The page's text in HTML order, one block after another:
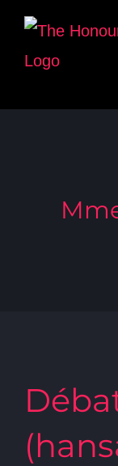
Skip
content